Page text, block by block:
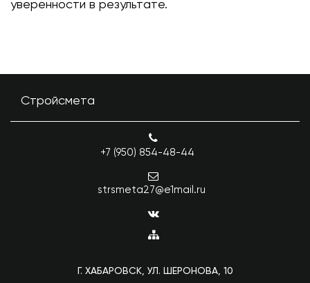
уверенности в результате.
Стройсмета
+7 (950) 854-48-44
strsmeta27@e1mail.ru
Г. ХАБАРОВСК, УЛ. ШЕРОНОВА, 10